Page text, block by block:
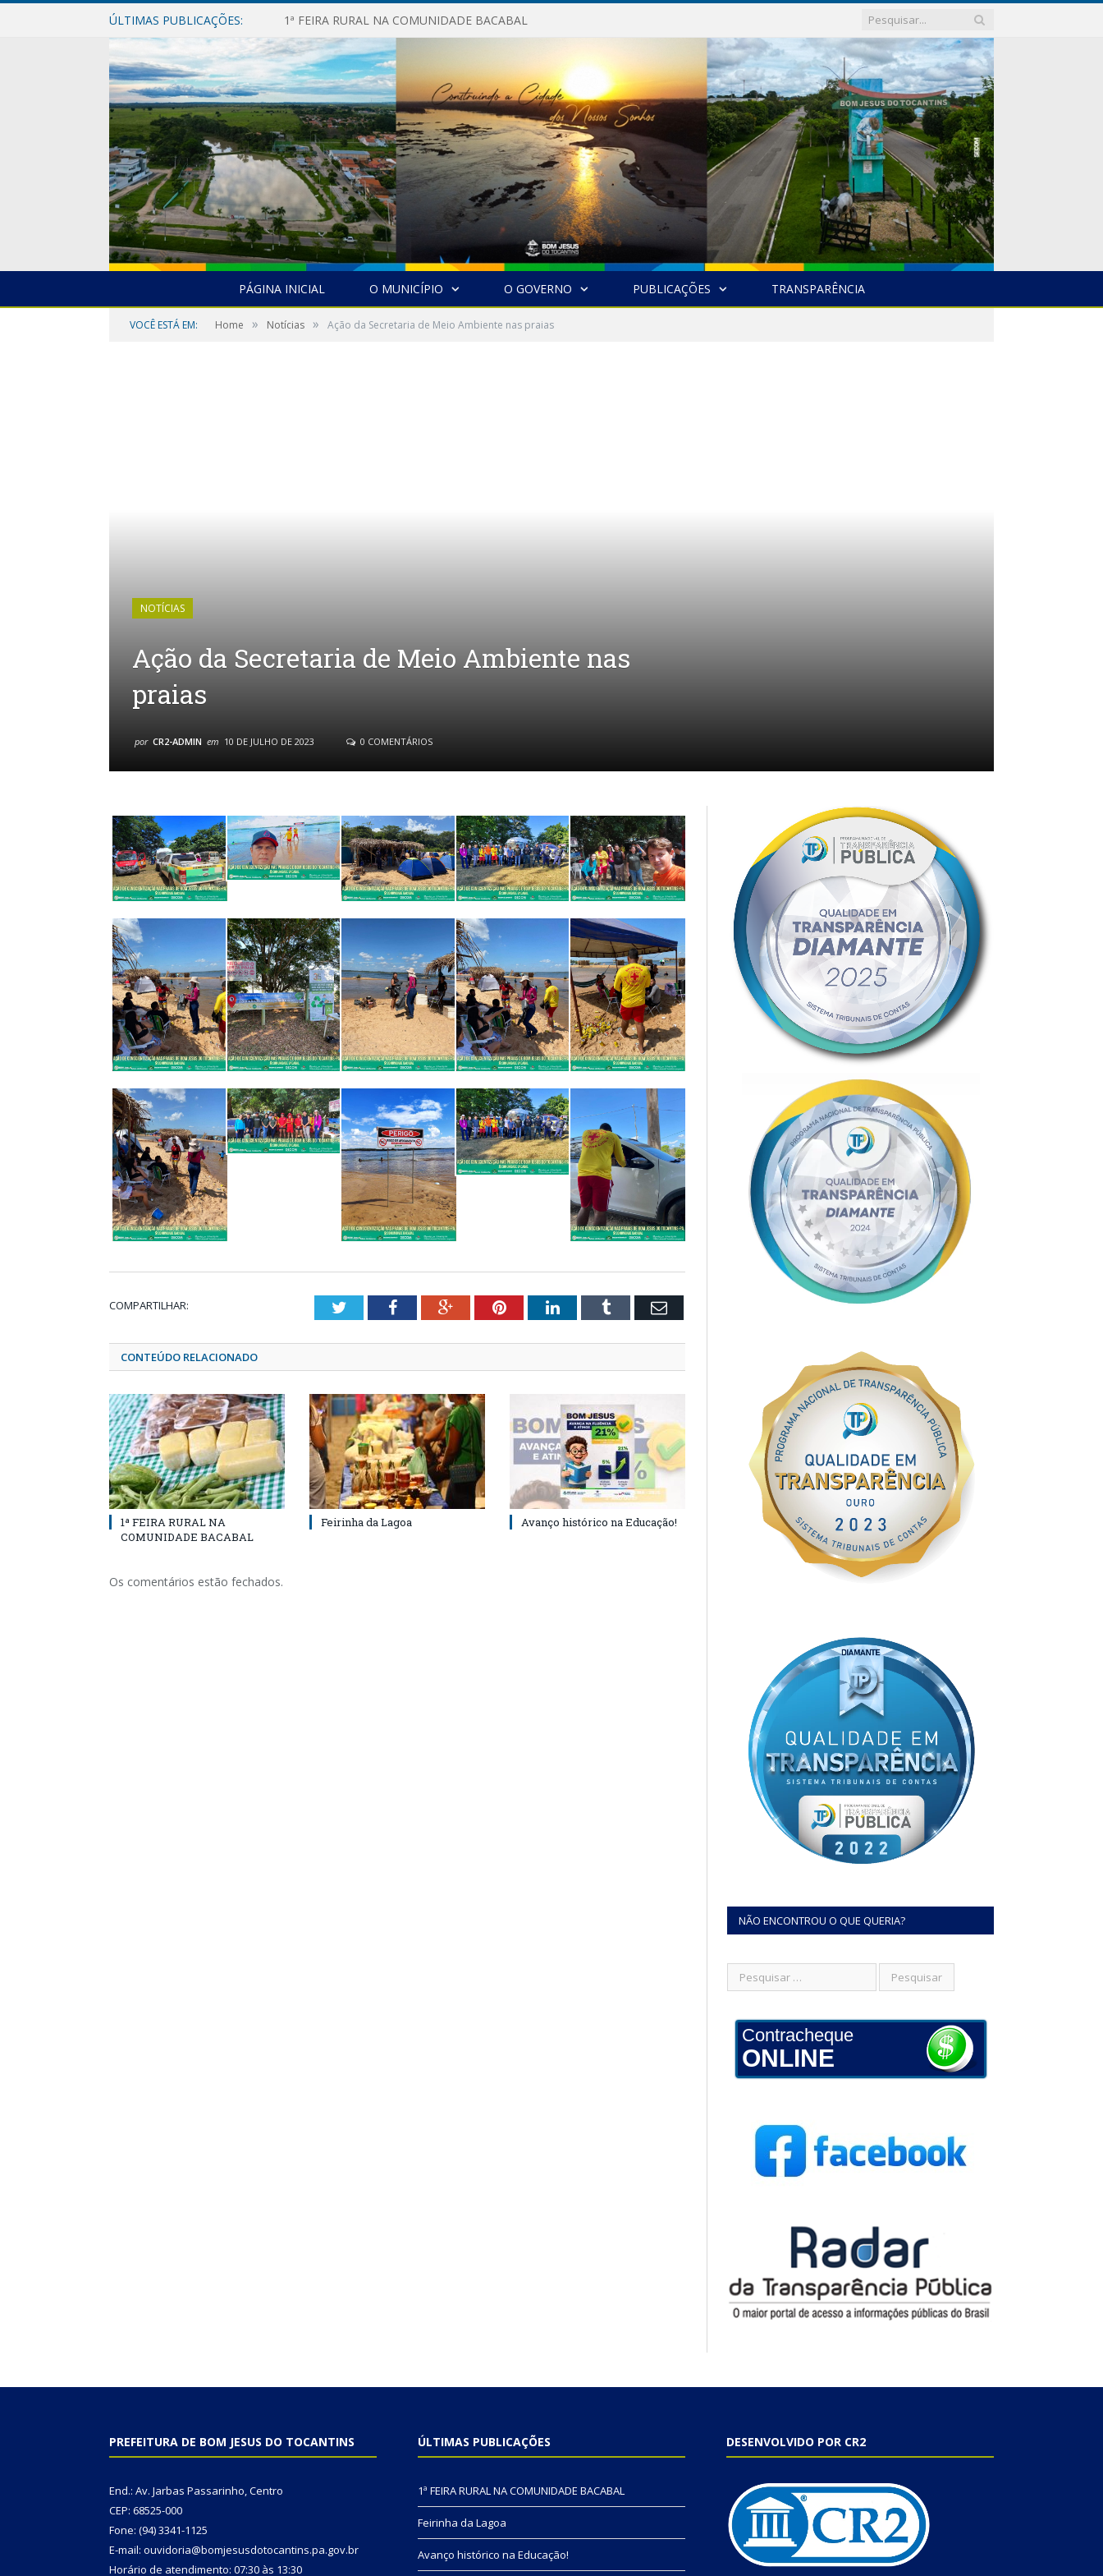
ÚLTIMAS PUBLICAÇÕES: 1ª FEIRA RURAL NA COMUNIDADE BACABAL
PÁGINA INICIAL O MUNICÍPIO O GOVERNO PUBLICAÇÕES TRANSPARÊNCIA
VOCÊ ESTÁ EM: Home » Notícias » Ação da Secretaria de Meio Ambiente nas praias
NOTÍCIAS
Ação da Secretaria de Meio Ambiente nas
praias
por CR2-ADMIN em 10 DE JULHO DE 2023 0 COMENTÁRIOS
COMPARTILHAR: TwitterFacebookGoogle+PinterestLinkedInTumblr Email
CONTEÚDO RELACIONADO
1ª FEIRA RURAL NA
COMUNIDADE BACABAL
Feirinha da Lagoa Avanço histórico na Educação!
Os comentários estão fechados.
NÃO ENCONTROU O QUE QUERIA?
Contracheque
ONLINE
PREFEITURA DE BOM JESUS DO TOCANTINS
End.: Av. Jarbas Passarinho, Centro
CEP: 68525-000
Fone: (94) 3341-1125
E-mail: ouvidoria@bomjesusdotocantins.pa.gov.br
Horário de atendimento: 07:30 às 13:30
ÚLTIMAS PUBLICAÇÕES
1ª FEIRA RURAL NA COMUNIDADE BACABAL
Feirinha da Lagoa
Avanço histórico na Educação!
DESENVOLVIDO POR CR2